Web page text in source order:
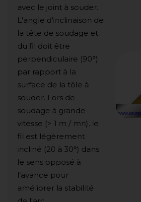
avec le joint à souder.
L'angle d'inclinaison de
la tête de soudage et
du fil doit être
perpendiculaire (90°)
par rapport à la
surface de la tôle à
souder. Lors de
soudage à grande
vitesse (> 1 m / mn), le
fil est légèrement
incliné (20 à 30°) dans
le sens opposé à
l'avance pour
améliorer la stabilité